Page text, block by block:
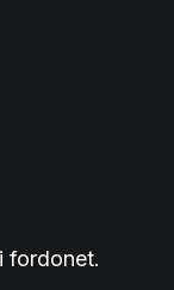
fordonet.